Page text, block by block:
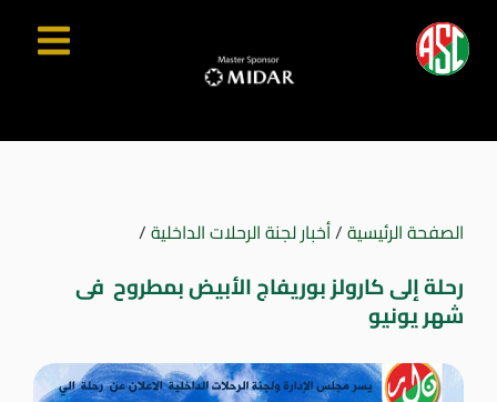
الصفحة الرئيسية/أخبار لجنة الرحلات الداخلية/
رحلة إلى كارولز بوريفاج الأبيض بمطروح فى
شهر يونيو